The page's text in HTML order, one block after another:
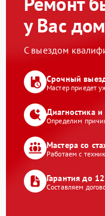
у Вас
С выездом
Срочный
Мастер приедет
Диагностика и
Определим
Мастера со
Работаем с
Гарантия до
Составляем